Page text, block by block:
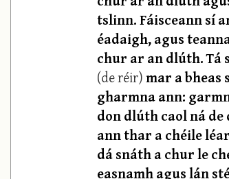
tslinn. Fáisceann sí
éadaigh, agus
chur ar an dlúth. Tá
(de réir)mar a bheas
gharmna ann:
don dlúth caol ná
ann thar a chéile léar
dá snáth a chur le
easnamh agus lán